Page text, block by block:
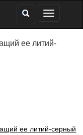
ее литий-